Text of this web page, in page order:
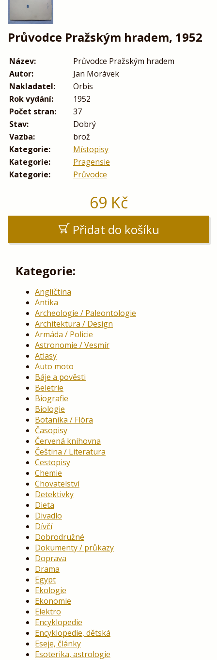
Průvodce Pražským hradem, 1952
Název:
Průvodce Pražským hradem
Autor:
Jan Morávek
Nakladatel:
Orbis
Rok vydání:
1952
Počet stran:
37
Stav:
Dobrý
Vazba:
brož
Kategorie:
Místopisy
Kategorie:
Pragensie
Kategorie:
Průvodce
69 Kč
Přidat do košíku
Kategorie:
Angličtina
Antika
Archeologie / Paleontologie
Architektura / Design
Armáda / Policie
Astronomie / Vesmír
Atlasy
Auto moto
Báje a pověsti
Beletrie
Biografie
Biologie
Botanika / Flóra
Časopisy
Červená knihovna
Čeština / Literatura
Cestopisy
Chemie
Chovatelství
Detektivky
Dieta
Divadlo
Dívčí
Dobrodružné
Dokumenty / průkazy
Doprava
Drama
Egypt
Ekologie
Ekonomie
Elektro
Encyklopedie
Encyklopedie, dětská
Eseje, články
Esoterika, astrologie